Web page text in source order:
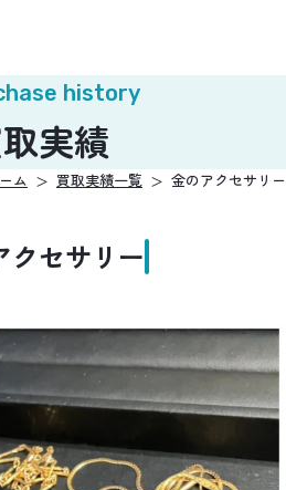
history
実績
ム 買取実績一覧 金のアクセサリー
クセサリー